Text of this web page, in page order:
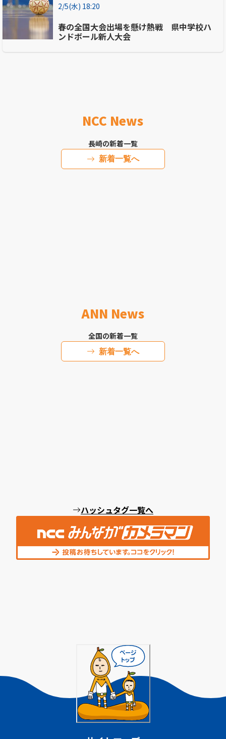
2/5(水) 18:20
春の全国大会出場を懸け熱戦 県中学校ハ
ンドボール新人大会
NCC News
長崎の新着一覧
新着一覧へ
ANN News
全国の新着一覧
新着一覧へ
ハッシュタグ一覧へ